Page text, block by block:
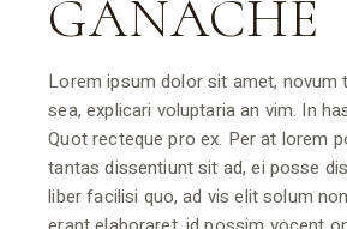
GANACHE
Lorem ipsum dolor sit amet, novum
sea, explicari voluptaria an vim. In
Quot recteque pro ex. Per at lorem
tantas dissentiunt sit ad, ei posse
liber facilisi quo, ad vis elit solum